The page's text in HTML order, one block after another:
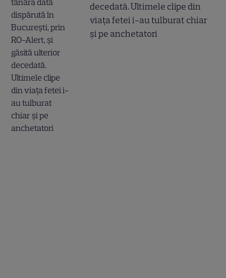
decedată. Ultimele clipe din
viața fetei i-au tulburat chiar
și pe anchetatori